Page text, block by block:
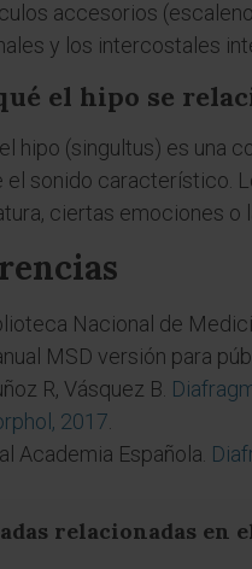
accesorios
y los intercostales
el hipo se
hipo (singultus) es una
el sonido característico.
ciertas emociones o
Nacional de
MSD versión para
R, Vásquez B.
2017
Academia Española.
relacionadas en